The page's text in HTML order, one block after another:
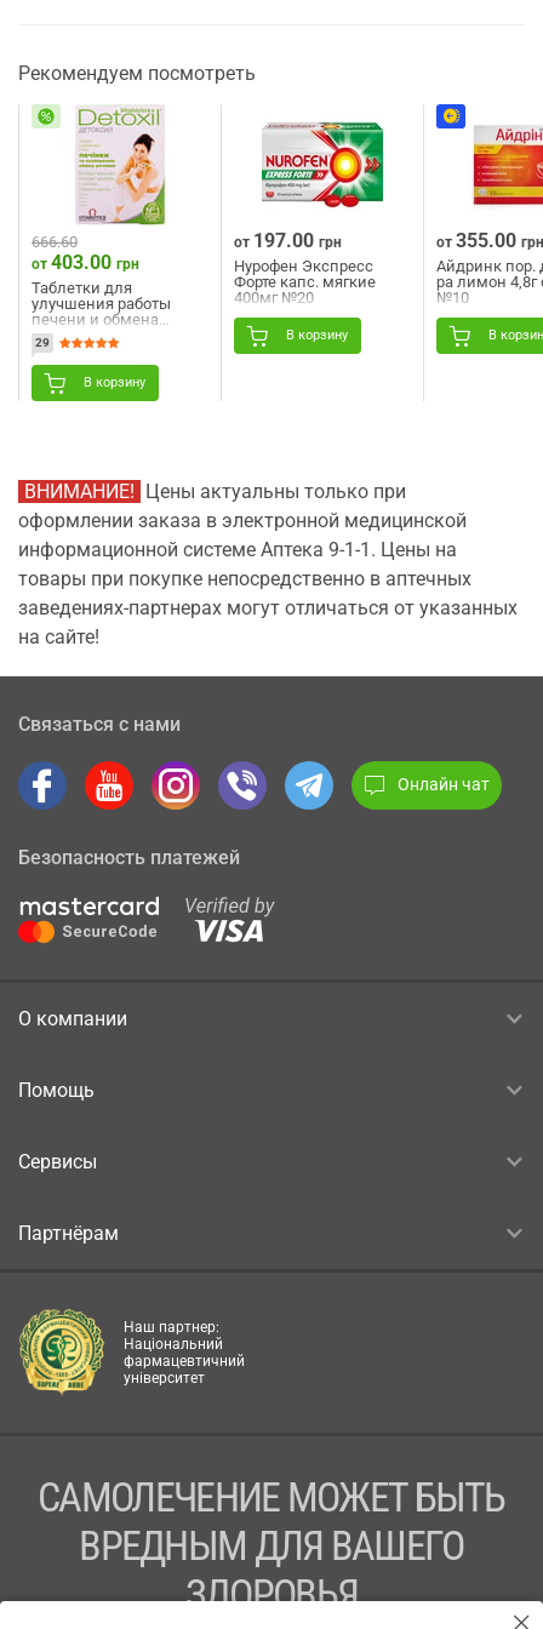
Рекомендуем посмотреть
666.60
от 403.00 грн
Таблетки для
улучшения работы
печени и обмена
веществ Детоксил 2
блистера по 15 шт
29
В корзину
от 197.00 грн
Нурофен Экспресс
Форте капс. мягкие
400мг №20
В корзину
от 355.00 грн
Айдринк пор.
ра лимон 4,8г
№10
В
ВНИМАНИЕ! Цены актуальны только при
оформлении заказа в электронной медицинской
информационной системе Аптека 9-1-1. Цены на
товары при покупке непосредственно в аптечных
заведениях-партнерах могут отличаться от указанных
на сайте!
Связаться с нами
Онлайн чат
Безопасность платежей
О компании
Помощь
Сервисы
Партнёрам
Наш партнер:
Національний
фармацевтичний
університет
САМОЛЕЧЕНИЕ МОЖЕТ БЫТЬ
ВРЕДНЫМ ДЛЯ ВАШЕГО
ЗДОРОВЬЯ